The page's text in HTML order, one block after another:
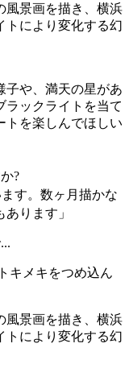
風景画を描き、横浜
トにより変化する幻
子や、満天の星があ
ラックライトを当て
トを楽しんでほしい
?
す。数ヶ月描かな
あります」
キメキをつめ込ん
風景画を描き、横浜
トにより変化する幻